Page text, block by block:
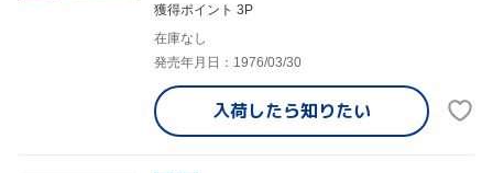
獲得ポイント 3P
在庫なし
発売年月日：1976/03/30
入荷したら知りたい